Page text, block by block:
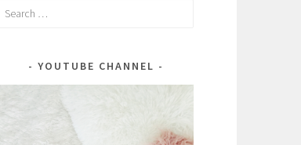
Search
YOUTUBE CHANNEL